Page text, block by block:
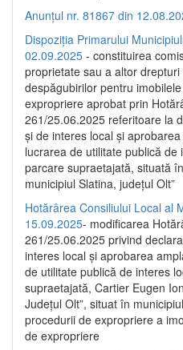
Anunțul nr. 81867 din
Dispoziția Primarului
02.09.2025 - constituirea
proprietate sau a altor
despăgubirilor pentru
expropriere aprobat prin
261/25.06.2025 referitoare la
și de interes local și
lucrarea de utilitate publică de
parcare supraetajată, situată
municipiul Slatina, județul Olt”
Hotărârea Consiliului Local al
15.09.2025- modificarea
261/25.06.2025 privind
interes local și aprobarea
de utilitate publică de interes
supraetajată, Cartier Eugen
Județul Olt”, situat în
procedurii de expropriere a
de expropriere